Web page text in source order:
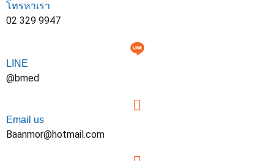
โทรหาเรา
02 329 9947
LINE
@bmed
Email us
Baanmor@hotmail.com